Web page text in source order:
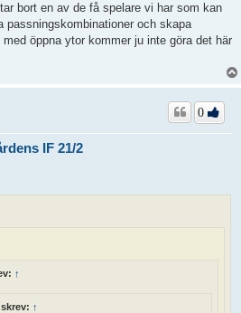
bort en av de få spelare vi har som kan
passningskombinationer och skapa
öppna ytor kommer ju inte göra det här
IF 21/2
0
↑
skrev: ↑